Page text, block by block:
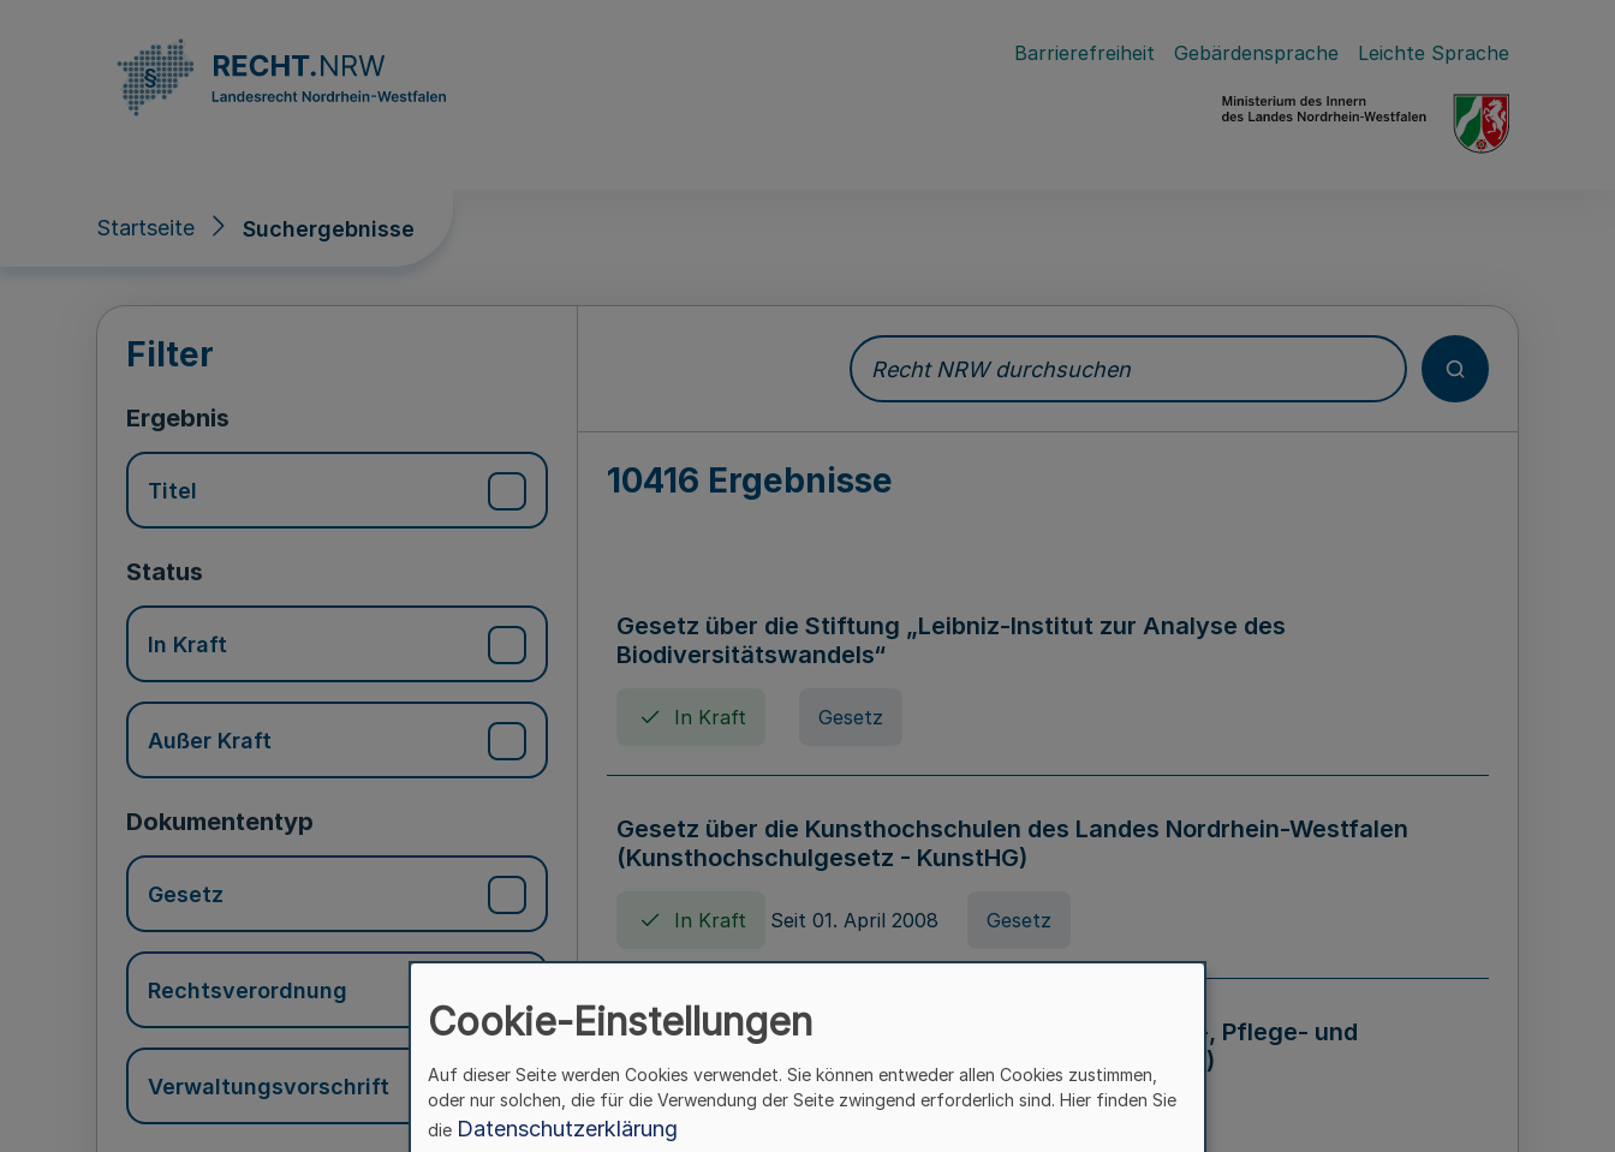
Barrierefreiheit Gebärdensprache Leichte Sprache
Startseite Suchergebnisse
Suchergebnisse
Filter
Ergebnis
Titel
Status
In Kraft
Außer Kraft
Dokumententyp
Gesetz
Rechtsverordnung
Verwaltungsvorschrift
Recht NRW durchsuchen
10416 Ergebnisse
Gesetz über die Stiftung „Leibniz-Institut zur Analyse des
Biodiversitätswandels“
In Kraft Gesetz
Gesetz über die Kunsthochschulen des Landes Nordrhein-Westfalen
(Kunsthochschulgesetz - KunstHG)
In Kraft Seit 01. April 2008 Gesetz
Verordnung über Beihilfen in Geburts-, Krankheits-, Pflege- und
Todesfällen (Beihilfenverordnung NRW - BVO NRW)
In Kraft
Cookie-Einstellungen
Auf dieser Seite werden Cookies verwendet. Sie können entweder allen Cookies zustimmen,
oder nur solchen, die für die Verwendung der Seite zwingend erforderlich sind. Hier finden Sie
die Datenschutzerklärung